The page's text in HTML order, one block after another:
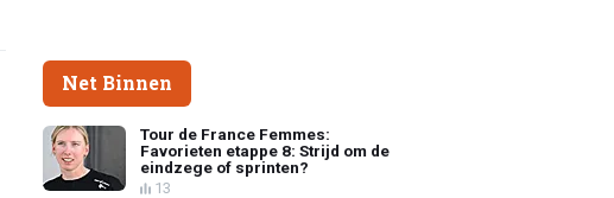
Net Binnen
Tour de France Femmes:
Favorieten etappe 8: Strijd om de
eindzege of sprinten?
13